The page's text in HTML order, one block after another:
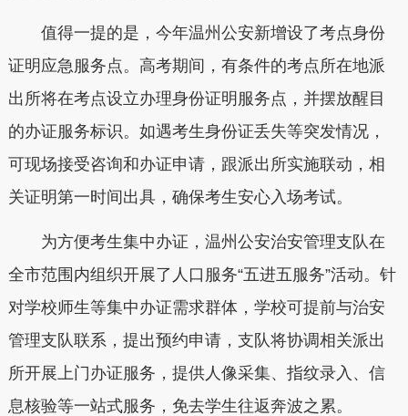
值得一提的是，今年温州公安新增设了考点身份
证明应急服务点。高考期间，有条件的考点所在地派
出所将在考点设立办理身份证明服务点，并摆放醒目
的办证服务标识。如遇考生身份证丢失等突发情况，
可现场接受咨询和办证申请，跟派出所实施联动，相
关证明第一时间出具，确保考生安心入场考试。
为方便考生集中办证，温州公安治安管理支队在
全市范围内组织开展了人口服务“五进五服务”活动。针
对学校师生等集中办证需求群体，学校可提前与治安
管理支队联系，提出预约申请，支队将协调相关派出
所开展上门办证服务，提供人像采集、指纹录入、信
息核验等一站式服务，免去学生往返奔波之累。